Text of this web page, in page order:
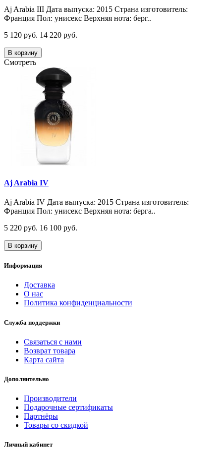
Aj Arabia III Дата выпуска: 2015 Страна изготовитель:
Франция Пол: унисекс Верхняя нота: берг..
5 120 руб. 14 220 руб.
В корзину
Смотреть
Aj Arabia IV
Aj Arabia IV Дата выпуска: 2015 Страна изготовитель:
Франция Пол: унисекс Верхняя нота: берга..
5 220 руб. 16 100 руб.
В корзину
Информация
Доставка
О нас
Политика конфиденциальности
Служба поддержки
Связаться с нами
Возврат товара
Карта сайта
Дополнительно
Производители
Подарочные сертификаты
Партнёры
Товары со скидкой
Личный кабинет